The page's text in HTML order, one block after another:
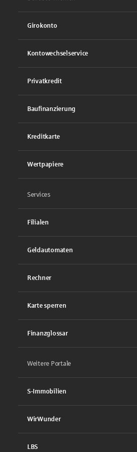
Girokonto
Kontowechselservice
Privatkredit
Baufinanzierung
Kreditkarte
Wertpapiere
Services
Filialen
Geldautomaten
Rechner
Karte sperren
Finanzglossar
Weitere Portale
S-Immobilien
WirWunder
LBS